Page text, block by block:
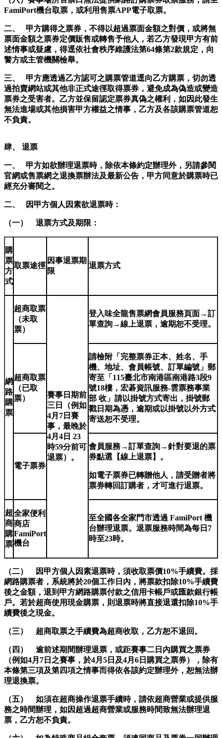
FamiPort機台取票，或利用售票APP電子取票。
二、 甲方購得之票券，不得以超過票面金額之對價，或將無
票面金額之票券定價販售或轉售予他人，若乙方發現甲方有前
述情事或疑慮，得逕依社會秩序維護法第64條第2款規定，向
警方或主管機關檢舉。
三、 甲方應透過乙方認可之購票管道逕向乙方購票，切勿透
過拍賣網站或其他非正式途徑取得票券，避免成為偽造或變造
票券之受害者。乙方並保留認定票券真偽之權利，如因此發生
無法進場或其他損害甲方權益之情事，乙方及各該購票管道恕
不負責。
肆、 退票
一、 甲方如欲辦理退票時，除依本條約定辦理外，另請參閱
官網或售票網之退換票辦法及最新公告，甲方同意於購票時已
經充分審閱之。
二、 因甲方個人因素欲退票時：
（一） 退票方式及期限：
購
票
方
式
取票途徑
因事退票期
限
退票方式
網
路
購
票
超商取票
（未取
票）
賽事日期前
三日（例如
4月7日賽
事，最晚於
4月4日 23
時59分前可
退票）。
登入味全龍售票網會員服務頁面→訂
單查詢→線上退票，逾期恕不受理。
超商取票
（已取
票）
請檢附「完整票券正本、姓名、手
機、地址、會員帳號、訂單編號」郵
寄至「115臺北市南港區南港路3段9
號18樓，宏碁資訊服務-雲票務事業
部 收」請以掛號方式寄出，掛號郵
戳日期為憑，逾期或以掛號以外方式
寄送恕不受理。
電子票券
會員服務→訂單查詢→針對要退的票
券點選【線上退票】。
如電子票券已轉贈他人，請受贈者將
票券轉回訂購者，才可進行退票。
超
商
購
票
全家便利
商店
FamiPort
機台
至全國各全家門市透過 FamiPort 機
台辦理退票。退票服務時間為每日7
時至23時。
（二） 因甲方個人因素退票時，須收取票價10%手續費。採
網路購票者，系統將於20個工作日內，將票款扣除10%手續費
後之金額，退到甲方網路購票付款之信用卡帳戶或匯款銀行帳
戶。若於超商使用現金購票，則退票時將直接退還扣除10%手
續費後之現金。
（三） 超商取票之手續費為超商收取，乙方恕不退回。
（四） 逾前述期間辦理退票，或距賽事二日內購買之票券
（例如4月7日之賽事，於4月5日及4月6日購買之票券），除有
本條第三項及第四項之情事而得依各該約定辦理外，恕無法辦
理退換票。
（五） 如須在超商操作退票手續時，請依超商營業或提供服
務之時間辦理，如因超過超商營業或服務時間致無法辦理退
票，乙方恕不負責。